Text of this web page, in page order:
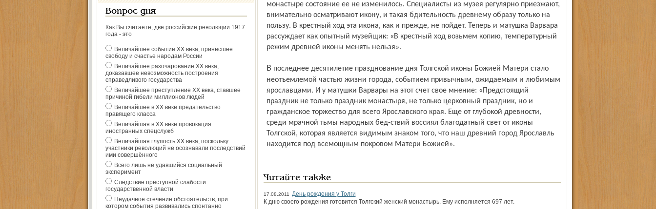
Вопрос дня
Как Вы считаете, две российские революции 1917
года - это
Величайшее событие ХХ века, принёсшее
свободу и счастье народам России
Величайшее разочарование ХХ века,
доказавшее невозможность построения
справедливого государства
Величайшее преступление ХХ века, ставшее
причиной гибели миллионов людей
Величайшее в ХХ веке предательство
правящего класса
Величайшая в ХХ веке провокация
иностранных спецслужб
Величайшая глупость ХХ века, поскольку
участники революций не осознавали последствий
ими совершённого
Всего лишь не удавшийся социальный
эксперимент
Следствие преступной слабости
государственной власти
Неудачное стечение обстоятельств, при
котором события развивались спонтанно
монастыре состояние ее не изменилось. Специалисты из музея регулярно приезжают,
внимательно осматривают икону, и такая бдительность древнему образу только на
пользу. В крестный ход эта икона, как и прежде, не пойдет. Теперь и матушка Варвара
рассуждает как опытный музейщик: «В крестный ход возьмем копию, температурный
режим древней иконы менять нельзя».
В последнее десятилетие празднование дня Толгской иконы Божией Матери стало
неотъемлемой частью жизни города, событием привычным, ожидаемым и любимым
ярославцами. И у матушки Варвары на этот счет свое мнение: «Предстоящий
праздник не только праздник монастыря, не только церковный праздник, но и
гражданское торжество для всего Ярославского края. Еще от глубокой древности,
среди мрачной тьмы народных бед-ствий воссиял благодатный свет от иконы
Толгской, которая является видимым знаком того, что наш древний город Ярославль
находится под всемощным покровом Матери Божией».
Читайте также
17.08.2011
День рождения у Толги
К дню своего рождения готовится Толгский женский монастырь. Ему исполняется 697 лет.